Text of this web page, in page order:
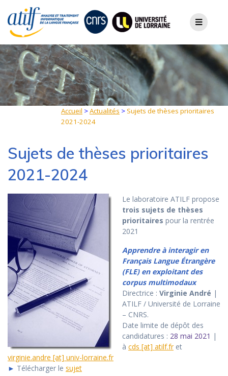
content
Accueil >Actualités >Sujets de thèses prioritaires
2021-2024
Sujets de thèses prioritaires
2021-2024
Le laboratoire ATILF propose
trois sujets de thèses
prioritaires pour la rentrée
2021
Apprendre à interagir en
Français Langue Étrangère
(FLE) en exploitant des
corpus multimodaux
Directrice : Virginie André |
ATILF / Université de Lorraine
– CNRS.
Date limite de dépôt des
candidatures : 28 mai 2021 |
à cds [at] atilf.fret
virginie.andre [at] univ-lorraine.fr
► Télécharger le sujet